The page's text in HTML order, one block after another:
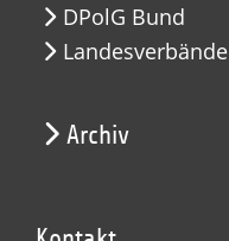
DPolG Bund
Landesverbände
Archiv